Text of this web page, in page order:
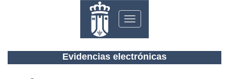
Toggle
navigation
Evidencias electrónicas